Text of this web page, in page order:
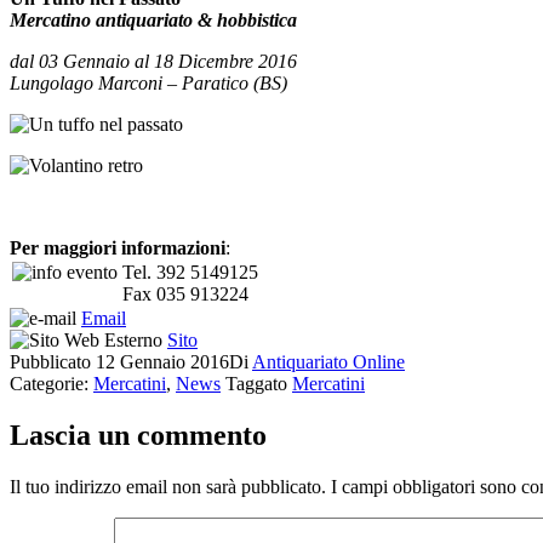
Mercatino antiquariato & hobbistica
dal 03 Gennaio al 18 Dicembre 2016
Lungolago Marconi – Paratico (BS)
Per maggiori informazioni:
Tel. 392 5149125
Fax 035 913224
Email
Sito
Pubblicato 12 Gennaio 2016Di Antiquariato Online
Categorie: Mercatini, News Taggato Mercatini
Lascia un commento
Il tuo indirizzo email non sarà pubblicato. I campi obbligatori sono